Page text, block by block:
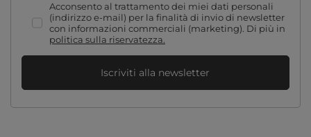
Acconsento al trattamento dei miei dati personali
(indirizzo e-mail) per la finalità di invio di newsletter
con informazioni commerciali (marketing). Di più in
politica sulla riservatezza.
Iscriviti alla newsletter